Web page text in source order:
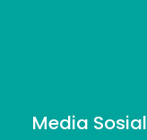
Media Sosial